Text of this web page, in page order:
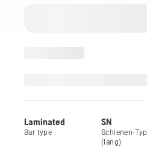
Laminated
Bar type
SN
Schienen-Typ
(lang)